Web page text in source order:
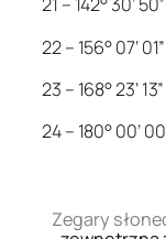
22 – 156° 07’
23 – 168° 23’
24 – 180° 00’
Zegary